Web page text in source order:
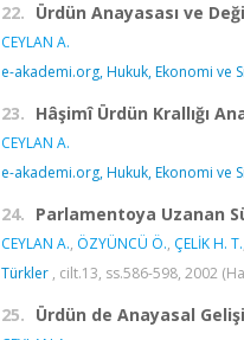
22. Ürdün Anayasası ve
CEYLAN A.
e-akademi.org, Hukuk, Ekonomi ve
23. Hâşimî Ürdün Krallığı
CEYLAN A.
e-akademi.org, Hukuk, Ekonomi ve
24. Parlamentoya Uzanan
CEYLAN A., ÖZYÜNCÜ Ö., ÇELİK H. T.
Türkler , cilt.13, ss.586-598, 2002
25. Ürdün de Anayasal